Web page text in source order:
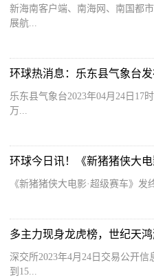
新海南客户端、南海网、南国都
展航...
乐东县气象台2023年04月24日17
万...
《新猪猪侠大电影·超级赛车》
多主力现身龙虎榜，世纪天鸿
深交所2023年4月24日交易公开
到15...